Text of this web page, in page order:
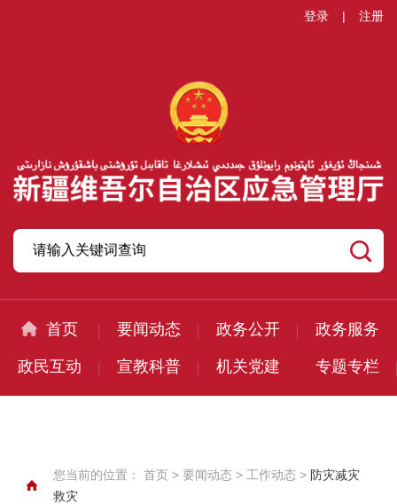
登录 | 注册
首页 要闻动态 政务公开 政务服务
政民互动 宣教科普 机关党建 专题专栏
您当前的位置： 首页 > 要闻动态 > 工作动态 > 防灾减灾
救灾